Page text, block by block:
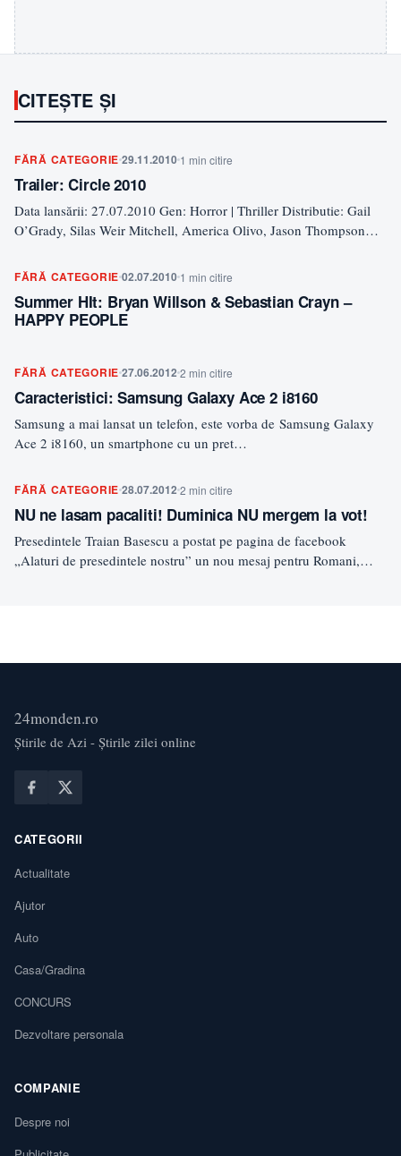
CITEȘTE ȘI
FĂRĂ CATEGORIE29.11.2010 1 min citire
Trailer: Circle 2010
Data lansării: 27.07.2010 Gen: Horror | Thriller Distributie: Gail
O’Grady, Silas Weir Mitchell, America Olivo, Jason Thompson
FĂRĂ CATEGORIE02.07.2010 1 min citire
Summer HIt: Bryan Willson & Sebastian Crayn –
HAPPY PEOPLE
FĂRĂ CATEGORIE27.06.20122 min citire
Caracteristici: Samsung Galaxy Ace 2 i8160
Samsung a mai lansat un telefon, este vorba de Samsung Galaxy
Ace 2 i8160, un smartphone cu un pret…
FĂRĂ CATEGORIE28.07.20122 min citire
NU ne lasam pacaliti! Duminica NU mergem la vot!
Presedintele Traian Basescu a postat pe pagina de facebook
„Alaturi de presedintele nostru” un nou mesaj pentru Romani,…
24monden.ro
Știrile de Azi - Știrile zilei online
CATEGORII
Actualitate
Ajutor
Auto
Casa/Gradina
CONCURS
Dezvoltare personala
COMPANIE
Despre noi